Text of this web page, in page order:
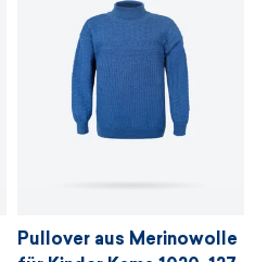
Pullover aus Merinowolle